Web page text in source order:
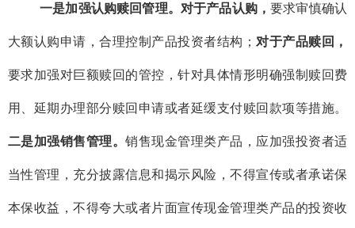
一是加强认购赎回管理。对于产品认购，要求审慎确认
大额认购申请，合理控制产品投资者结构； 对于产品赎回，
要求加强对巨额赎回的管控，针对具体情形明确强制赎回费
用、延期办理部分赎回申请或者延缓支付赎回款项等措施。
二是加强销售管理。销售现金管理类产品，应加强投资者适
当性管理，充分披露信息和揭示风险，不得宣传或者承诺保
本保收益，不得夸大或者片面宣传现金管理类产品的投资收